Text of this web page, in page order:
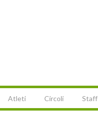
Atleti Circoli Staff